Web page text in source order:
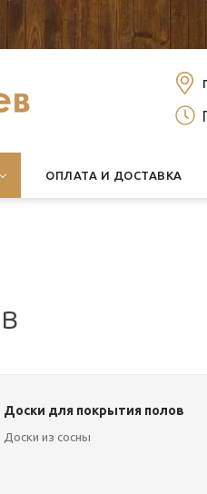
ОПЛАТА И ДОСТАВКА
Доски для покрытия полов
Доски из сосны